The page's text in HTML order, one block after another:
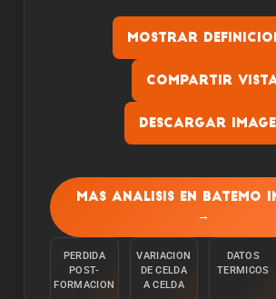
Mostrar
Compartir
Descargar
La capacidad se mide
una temperatura ambiente de
100% con una corriente
Energia:
Mas analisis en Batemo
→
PERDIDA
POST-
FORMACION
VARIACION
DE CELDA
A CELDA
DATOS
TERMICOS